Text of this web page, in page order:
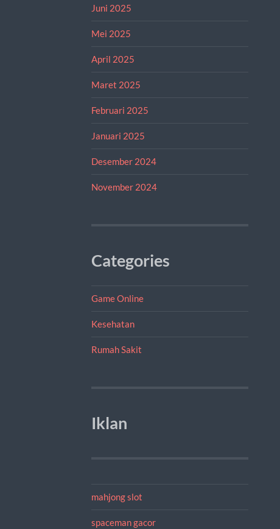
Juni 2025
Mei 2025
April 2025
Maret 2025
Februari 2025
Januari 2025
Desember 2024
November 2024
Categories
Game Online
Kesehatan
Rumah Sakit
Iklan
mahjong slot
spaceman gacor